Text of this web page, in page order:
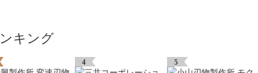
キング
4 5